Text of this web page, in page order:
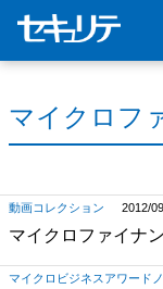
マイクロフ
動画コレクション 2012/
マイクロファイナ
マイクロビジネスアワード